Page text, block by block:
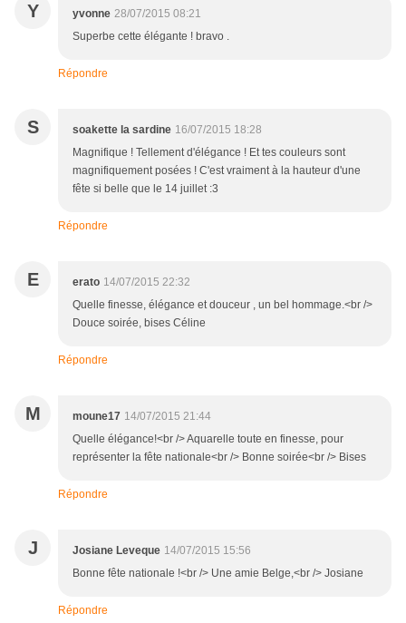
Y yvonne 28/07/2015 08:21
Superbe cette élégante ! bravo .
Répondre
S soakette la sardine 16/07/2015 18:28
Magnifique ! Tellement d'élégance ! Et tes couleurs sont
magnifiquement posées ! C'est vraiment à la hauteur d'une
fête si belle que le 14 juillet :3
Répondre
E erato 14/07/2015 22:32
Quelle finesse, élégance et douceur , un bel hommage.<br />
Douce soirée, bises Céline
Répondre
M moune17 14/07/2015 21:44
Quelle élégance!<br /> Aquarelle toute en finesse, pour
représenter la fête nationale<br /> Bonne soirée<br /> Bises
Répondre
J Josiane Leveque 14/07/2015 15:56
Bonne fête nationale !<br /> Une amie Belge,<br /> Josiane
Répondre